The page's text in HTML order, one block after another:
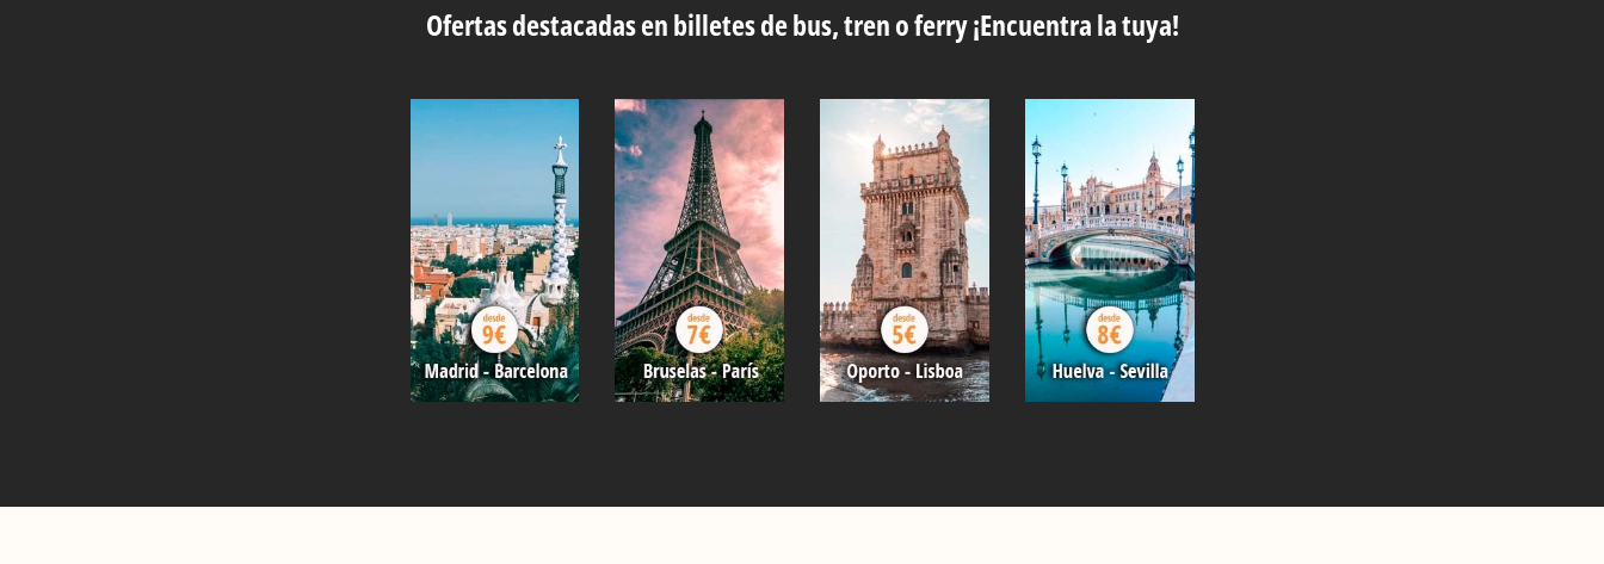
Ofertas destacadas en billetes de bus, tren o ferry ¡Encuentra la tuya!